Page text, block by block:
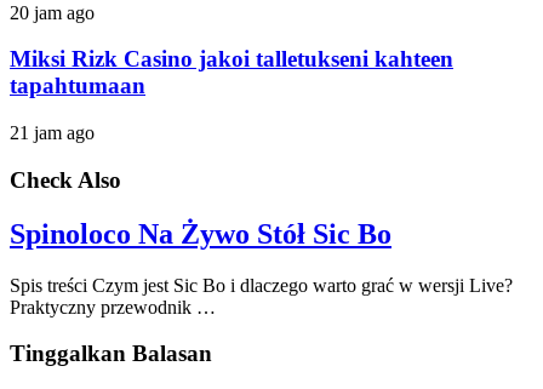
20 jam ago
Miksi Rizk Casino jakoi talletukseni kahteen
tapahtumaan
21 jam ago
Check Also
Spinoloco Na Żywo Stół Sic Bo
Spis treści Czym jest Sic Bo i dlaczego warto grać w wersji Live?
Praktyczny przewodnik …
Tinggalkan Balasan